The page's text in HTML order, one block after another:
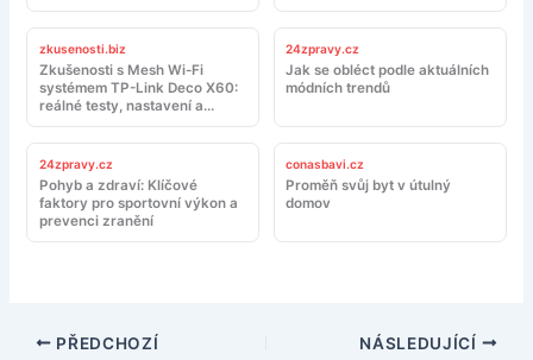
zkusenosti.biz
Zkušenosti s Mesh Wi-Fi
systémem TP-Link Deco X60:
reálné testy, nastavení a
doporučení
24zpravy.cz
Jak se obléct podle aktuálních
módních trendů
24zpravy.cz
Pohyb a zdraví: Klíčové
faktory pro sportovní výkon a
prevenci zranění
conasbavi.cz
Proměň svůj byt v útulný
domov
PŘEDCHOZÍ NÁSLEDUJÍCÍ